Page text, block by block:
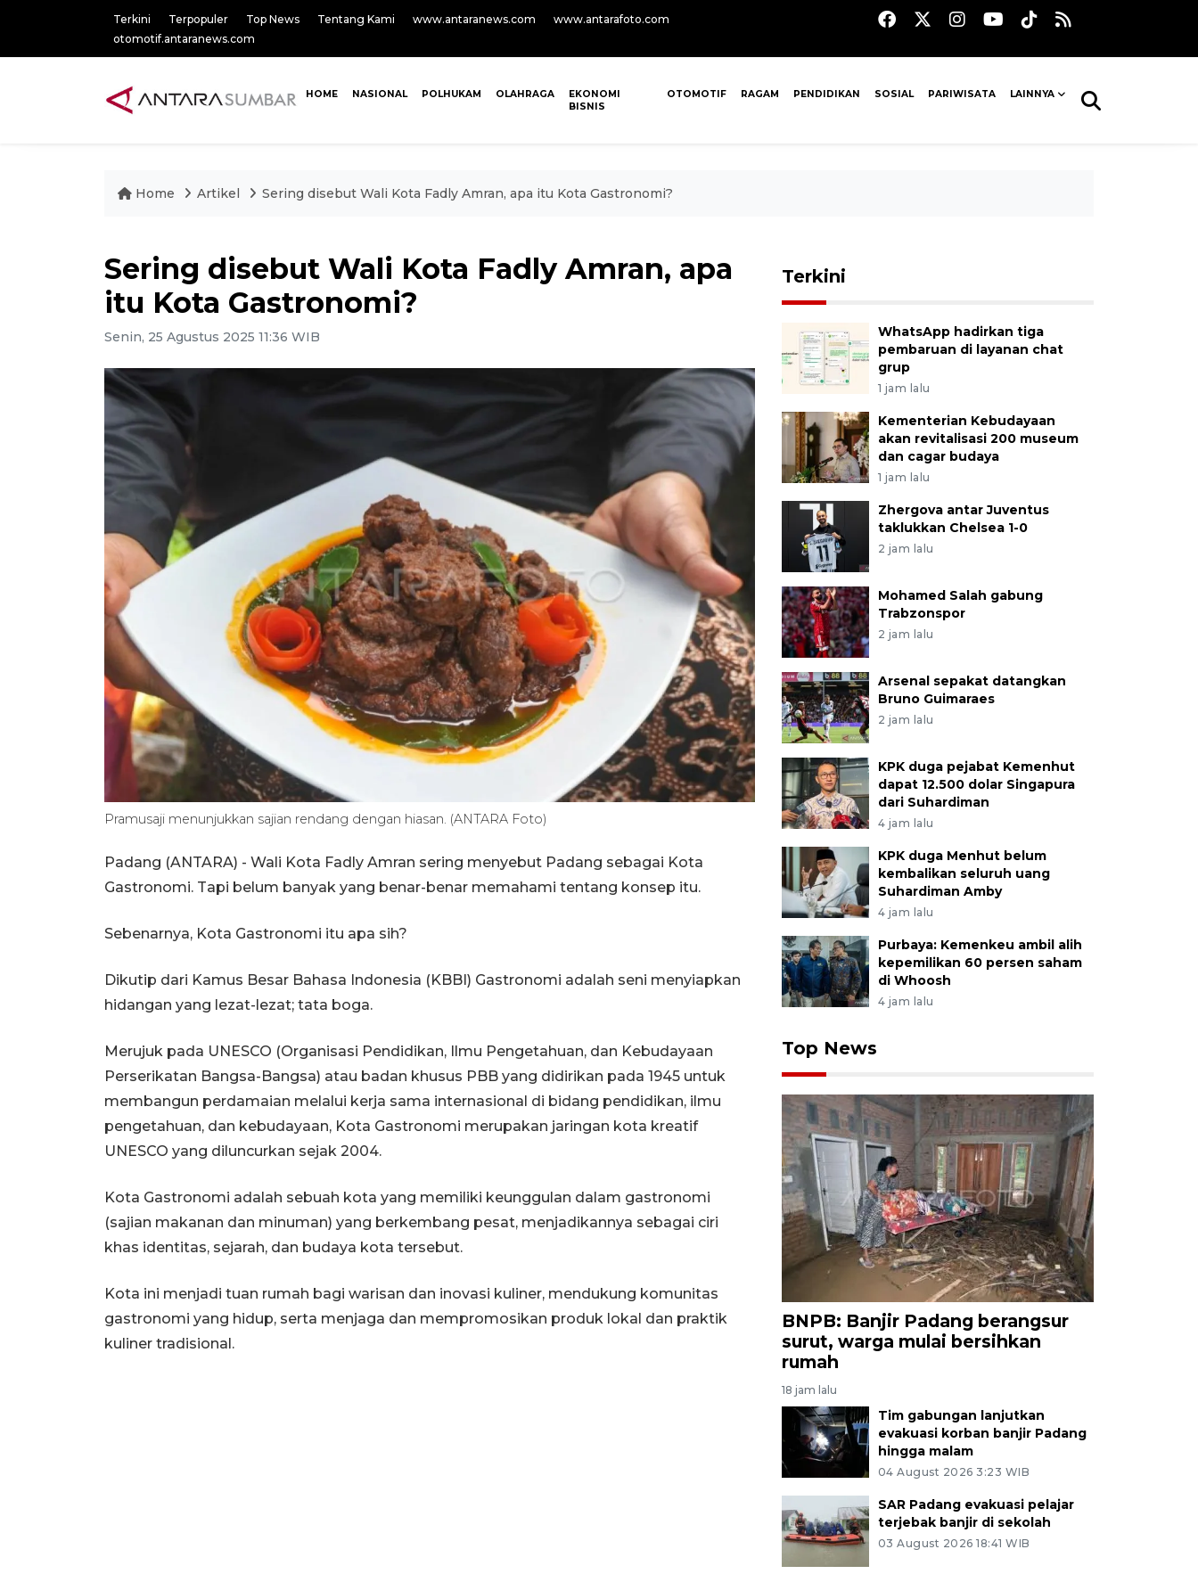
Terkini Terpopuler Top News Tentang Kami www.antaranews.com
www.antarafoto.com
otomotif.antaranews.com
HOME NASIONAL POLHUKAM OLAHRAGA
EKONOMI
BISNIS
OTOMOTIF RAGAM PENDIDIKAN SOSIAL PARIWISATA LAINNYA
Home Artikel Sering disebut Wali Kota Fadly Amran, apa itu Kota Gastronomi?
Sering disebut Wali Kota Fadly Amran, apa
itu Kota Gastronomi?
Senin, 25 Agustus 2025 11:36 WIB
Pramusaji menunjukkan sajian rendang dengan hiasan. (ANTARA Foto)
Padang (ANTARA) - Wali Kota Fadly Amran sering menyebut Padang sebagai Kota
Gastronomi. Tapi belum banyak yang benar-benar memahami tentang konsep itu.
Sebenarnya, Kota Gastronomi itu apa sih?
Dikutip dari Kamus Besar Bahasa Indonesia (KBBI) Gastronomi adalah seni menyiapkan
hidangan yang lezat-lezat; tata boga.
Merujuk pada UNESCO (Organisasi Pendidikan, Ilmu Pengetahuan, dan Kebudayaan
Perserikatan Bangsa-Bangsa) atau badan khusus PBB yang didirikan pada 1945 untuk
membangun perdamaian melalui kerja sama internasional di bidang pendidikan, ilmu
pengetahuan, dan kebudayaan, Kota Gastronomi merupakan jaringan kota kreatif
UNESCO yang diluncurkan sejak 2004.
Kota Gastronomi adalah sebuah kota yang memiliki keunggulan dalam gastronomi
(sajian makanan dan minuman) yang berkembang pesat, menjadikannya sebagai ciri
khas identitas, sejarah, dan budaya kota tersebut.
Kota ini menjadi tuan rumah bagi warisan dan inovasi kuliner, mendukung komunitas
gastronomi yang hidup, serta menjaga dan mempromosikan produk lokal dan praktik
kuliner tradisional.
Terkini
WhatsApp hadirkan tiga
pembaruan di layanan chat
grup
1 jam lalu
Kementerian Kebudayaan
akan revitalisasi 200 museum
dan cagar budaya
1 jam lalu
Zhergova antar Juventus
taklukkan Chelsea 1-0
2 jam lalu
Mohamed Salah gabung
Trabzonspor
2 jam lalu
Arsenal sepakat datangkan
Bruno Guimaraes
2 jam lalu
KPK duga pejabat Kemenhut
dapat 12.500 dolar Singapura
dari Suhardiman
4 jam lalu
KPK duga Menhut belum
kembalikan seluruh uang
Suhardiman Amby
4 jam lalu
Purbaya: Kemenkeu ambil alih
kepemilikan 60 persen saham
di Whoosh
4 jam lalu
Top News
BNPB: Banjir Padang berangsur
surut, warga mulai bersihkan
rumah
18 jam lalu
Tim gabungan lanjutkan
evakuasi korban banjir Padang
hingga malam
04 August 2026 3:23 WIB
SAR Padang evakuasi pelajar
terjebak banjir di sekolah
03 August 2026 18:41 WIB